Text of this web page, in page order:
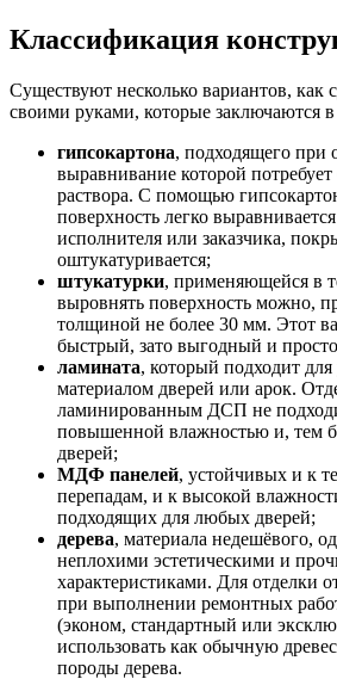
Классификация
Существуют несколько вариантов, как
своими руками, которые заключаются
гипсокартона, подходящего при
выравнивание которой
раствора. С помощью
поверхность легко
исполнителя или заказчика,
оштукатуривается;
штукатурки, применяющейся в
выровнять поверхность можно,
толщиной не более 30 мм. Этот
быстрый, зато выгодный и
ламината, который подходит
материалом дверей или арок.
ламинированным ДСП не
повышенной влажностью и, тем
дверей;
МДФ панелей, устойчивых и к
перепадам, и к высокой
подходящих для любых дверей;
дерева, материала недешёвого,
неплохими эстетическими и
характеристиками. Для отделки
при выполнении ремонтных
(эконом, стандартный или
использовать как обычную
породы дерева.